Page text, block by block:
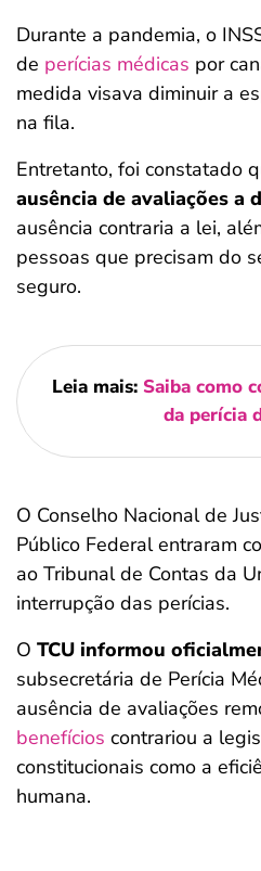
Durante a pandemia, o
de perícias médicas por
medida visava diminuir a
na fila.
Entretanto, foi constatado
ausência de avaliações a
ausência contraria a lei,
pessoas que precisam do
seguro.
Leia mais: Saiba como
da perícia
O Conselho Nacional de
Público Federal entraram
ao Tribunal de Contas da
interrupção das perícias.
O TCU informou
subsecretária de Perícia
ausência de avaliações
benefícios contrariou a
constitucionais como a
humana.